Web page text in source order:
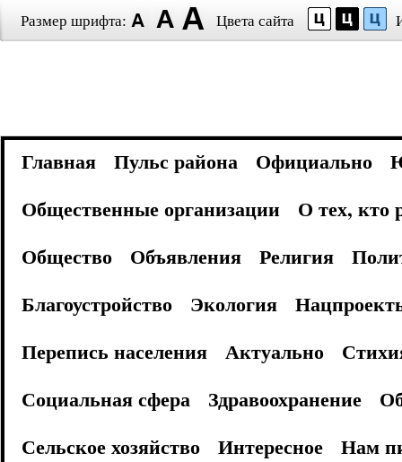
Размер шрифта: Цвета сайта
Главная Пульс района Официально
Общественные организации
О тех, кто
Общество
Объявления Религия
Благоустройство
Экология
Перепись населения
Актуально
Социальная сфера
Здравоохранение
Сельское хозяйство
Интересное
Нам